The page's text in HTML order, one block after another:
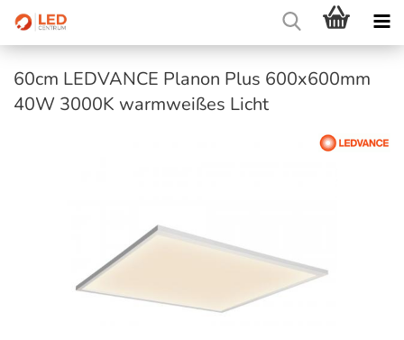
60cm LEDVANCE Planon Plus 600x600mm
40W 3000K warmweißes Licht